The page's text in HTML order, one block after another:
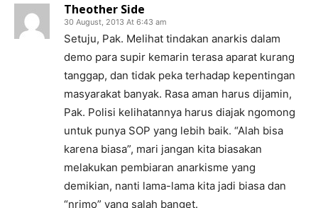
Theother Side
30 August, 2013 At 6:43 am
Setuju, Pak. Melihat tindakan anarkis dalam
demo para supir kemarin terasa aparat kurang
tanggap, dan tidak peka terhadap kepentingan
masyarakat banyak. Rasa aman harus dijamin,
Pak. Polisi kelihatannya harus diajak ngomong
untuk punya SOP yang lebih baik. “Alah bisa
karena biasa”, mari jangan kita biasakan
melakukan pembiaran anarkisme yang
demikian, nanti lama-lama kita jadi biasa dan
“nrimo” yang salah banget.